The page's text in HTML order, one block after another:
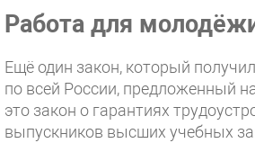
Работа для
Ещё один закон, который
по всей России, предложенный
это закон о гарантиях
выпускников высших учебных